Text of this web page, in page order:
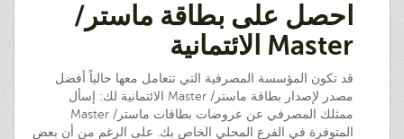
احصل على بطاقة ماستر/
Master الائتمانية
قد تكون المؤسسة المصرفية التي تتعامل معها حالياً أفضل
مصدر لإصدار بطاقة ماستر/ Master الائتمانية لك: إسأل
ممثلك المصرفي عن عروضات بطاقات ماستر/ Master
المتوفرة في الفرع المحلي الخاص بك. على الرغم من أن بعض